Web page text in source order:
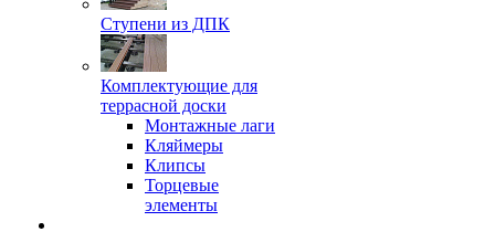
Ступени из ДПК
Комплектующие для
террасной доски
Монтажные лаги
Кляймеры
Клипсы
Торцевые
элементы